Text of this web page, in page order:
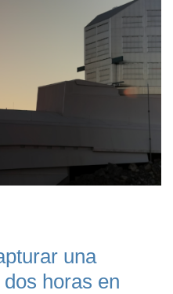
una
horas en